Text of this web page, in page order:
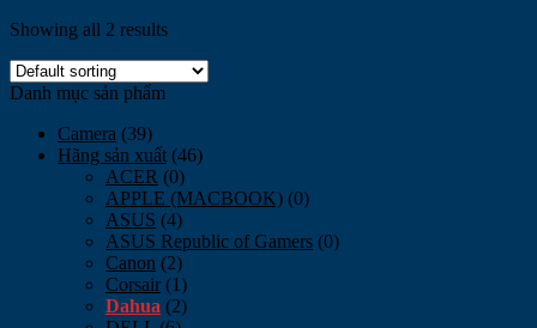
Showing all 2 results
Danh mục sản phẩm
Camera (39)
Hãng sản xuất (46)
ACER (0)
APPLE (MACBOOK) (0)
ASUS (4)
ASUS Republic of Gamers (0)
Canon (2)
Corsair (1)
Dahua (2)